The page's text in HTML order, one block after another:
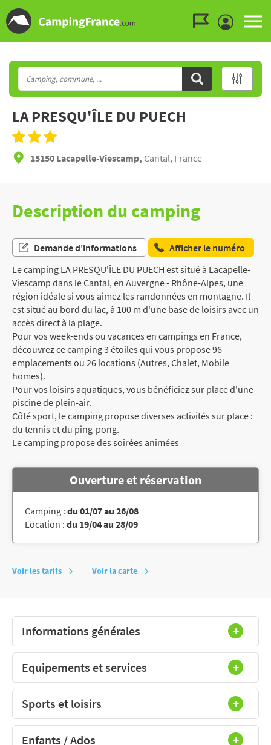
LA PRESQU'ÎLE DU PUECH
15150 Lacapelle-Viescamp, Cantal, France
Description du camping
Demande d'informations
Afficher le numéro
Le camping LA PRESQU'ÎLE DU PUECH est situé à Lacapelle-
Viescamp dans le Cantal, en Auvergne - Rhône-Alpes, une
région idéale si vous aimez les randonnées en montagne. Il
est situé au bord du lac, à 100 m d'une base de loisirs avec un
accès direct à la plage.
Pour vos week-ends ou vacances en campings en France,
découvrez ce camping 3 étoiles qui vous propose 96
emplacements ou 26 locations (Autres, Chalet, Mobile
homes).
Pour vos loisirs aquatiques, vous bénéficiez sur place d'une
piscine de plein-air.
Côté sport, le camping propose diverses activités sur place :
du tennis et du ping-pong.
Le camping propose des soirées animées
Ouverture et réservation
Camping : du 01/07 au 26/08
Location : du 19/04 au 28/09
Voir les tarifs Voir la carte
Informations générales
Equipements et services
Sports et loisirs
Enfants / Ados